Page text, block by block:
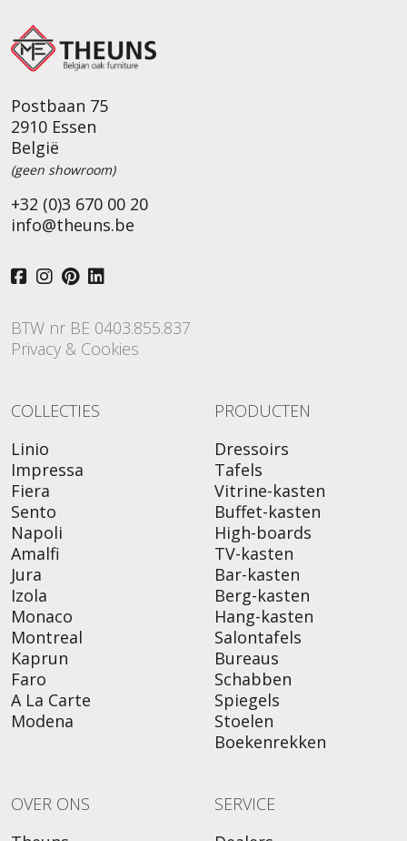
Postbaan 75
2910 Essen
België
(geen showroom)
+32 (0)3 670 00 20
info@theuns.be
BTW nr BE 0403.855.837
Privacy & Cookies
COLLECTIES
Linio
Impressa
Fiera
Sento
Napoli
Amalfi
Jura
Izola
Monaco
Montreal
Kaprun
Faro
A La Carte
Modena
PRODUCTEN
Dressoirs
Tafels
Vitrine-kasten
Buffet-kasten
High-boards
TV-kasten
Bar-kasten
Berg-kasten
Hang-kasten
Salontafels
Bureaus
Schabben
Spiegels
Stoelen
Boekenrekken
OVER ONS
SERVICE